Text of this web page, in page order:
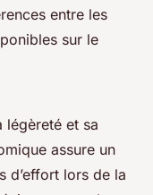
entre les
sur le
légèreté et sa
assure un
d’effort lors de la